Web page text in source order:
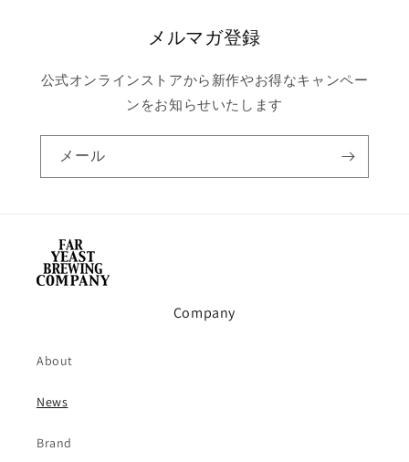
メルマガ登録
公式オンラインストアから新作やお得なキャンペー
ンをお知らせいたします
メール
Company
About
News
Brand